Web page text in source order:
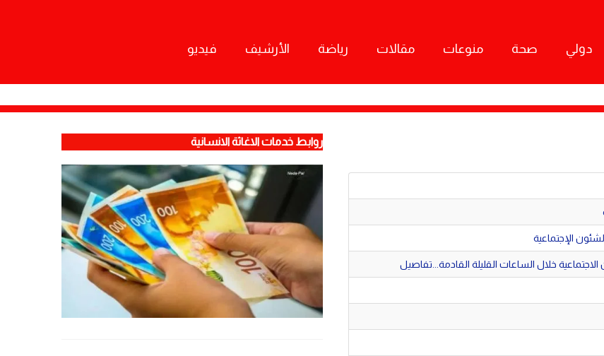
دولي صحة منوعات مقالات رياضة الأرشيف فيديو
الإجتماعية
خلال الساعات القليلة القادمة...تفاصيل
روابط خدمات الاغاثة الانسانية